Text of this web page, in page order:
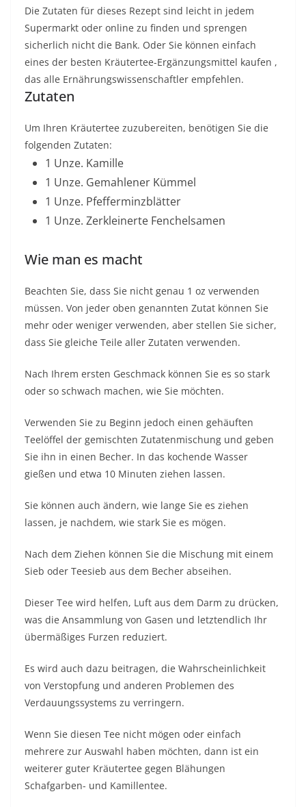
Die Zutaten für dieses Rezept sind leicht in jedem
Supermarkt oder online zu finden und sprengen
sicherlich nicht die Bank. Oder Sie können einfach
eines der besten Kräutertee-Ergänzungsmittel kaufen ,
das alle Ernährungswissenschaftler empfehlen.
Zutaten
Um Ihren Kräutertee zuzubereiten, benötigen Sie die
folgenden Zutaten:
1 Unze. Kamille
1 Unze. Gemahlener Kümmel
1 Unze. Pfefferminzblätter
1 Unze. Zerkleinerte Fenchelsamen
Wie man es macht
Beachten Sie, dass Sie nicht genau 1 oz verwenden
müssen. Von jeder oben genannten Zutat können Sie
mehr oder weniger verwenden, aber stellen Sie sicher,
dass Sie gleiche Teile aller Zutaten verwenden.
Nach Ihrem ersten Geschmack können Sie es so stark
oder so schwach machen, wie Sie möchten.
Verwenden Sie zu Beginn jedoch einen gehäuften
Teelöffel der gemischten Zutatenmischung und geben
Sie ihn in einen Becher. In das kochende Wasser
gießen und etwa 10 Minuten ziehen lassen.
Sie können auch ändern, wie lange Sie es ziehen
lassen, je nachdem, wie stark Sie es mögen.
Nach dem Ziehen können Sie die Mischung mit einem
Sieb oder Teesieb aus dem Becher abseihen.
Dieser Tee wird helfen, Luft aus dem Darm zu drücken,
was die Ansammlung von Gasen und letztendlich Ihr
übermäßiges Furzen reduziert.
Es wird auch dazu beitragen, die Wahrscheinlichkeit
von Verstopfung und anderen Problemen des
Verdauungssystems zu verringern.
Wenn Sie diesen Tee nicht mögen oder einfach
mehrere zur Auswahl haben möchten, dann ist ein
weiterer guter Kräutertee gegen Blähungen
Schafgarben- und Kamillentee.